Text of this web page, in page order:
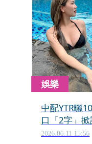
娛樂
中配YTR曬
口「2字」
2026.06.11 15:56